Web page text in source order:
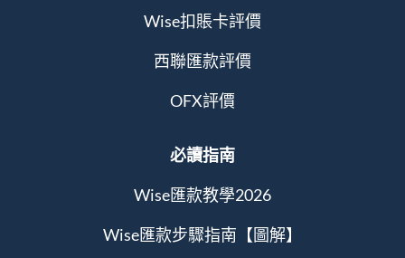
Wise扣賬卡評價
西聯匯款評價
OFX評價
必讀指南
Wise匯款教學2026
Wise匯款步驟指南【圖解】